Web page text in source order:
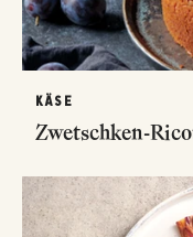
KÄSE
Zwetschken-